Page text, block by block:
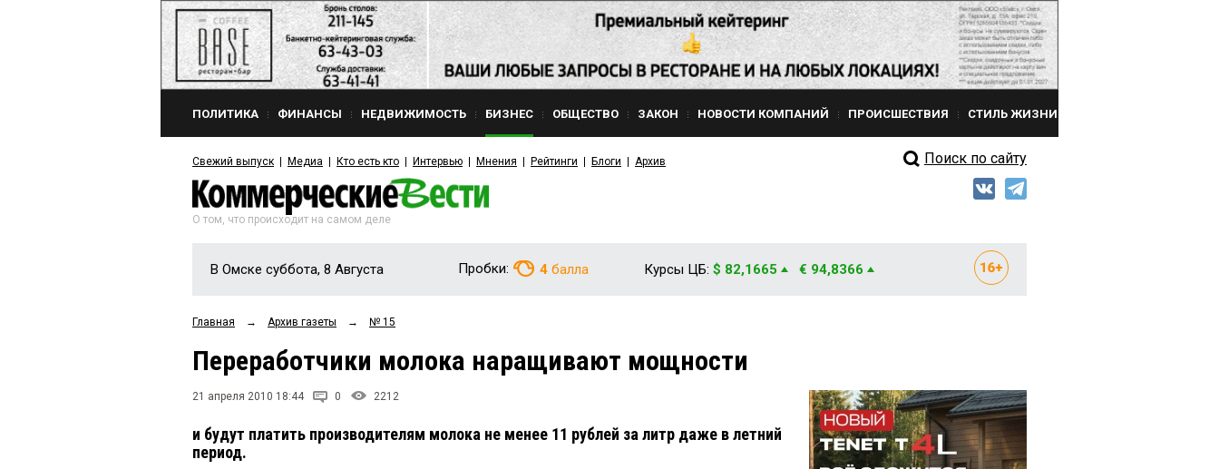
ПОЛИТИКА ФИНАНСЫ НЕДВИЖИМОСТЬ БИЗНЕС ОБЩЕСТВО ЗАКОН НОВОСТИ КОМПАНИЙ ПРОИСШЕСТВИЯ СТИЛЬ ЖИЗНИ
Свежий выпуск Медиа Кто есть кто Интервью Мнения Рейтинги Блоги Архив Поиск по сайту
О том, что происходит на самом деле
В Омске суббота, 8 Августа Пробки: 4 балла Курсы ЦБ: $ 82,1665 € 94,8366
Главная → Архив газеты → № 15
Переработчики молока наращивают мощности
21 апреля 2010 18:44 0 2212
и будут платить производителям молока не менее 11 рублей за литр даже в летний
период.